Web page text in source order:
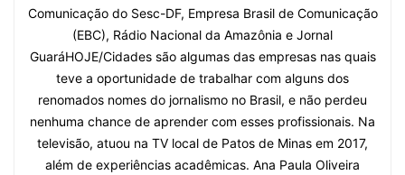
Comunicação do Sesc-DF, Empresa Brasil de Comunicação
(EBC), Rádio Nacional da Amazônia e Jornal
GuaráHOJE/Cidades são algumas das empresas nas quais
teve a oportunidade de trabalhar com alguns dos
renomados nomes do jornalismo no Brasil, e não perdeu
nenhuma chance de aprender com esses profissionais. Na
televisão, atuou na TV local de Patos de Minas em 2017,
além de experiências acadêmicas. Ana Paula Oliveira